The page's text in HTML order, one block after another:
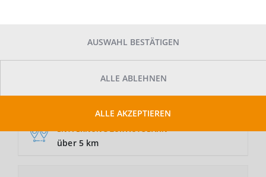
Auf Anfrage
ENTFERNUNG ZUR AUTOBAHN
über 5 km
AUSWAHL BESTÄTIGEN
ALLE ABLEHNEN
ALLE AKZEPTIEREN